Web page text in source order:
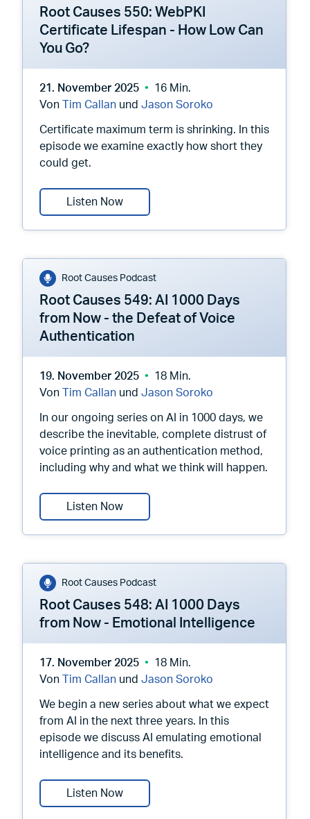
Root Causes 550: WebPKI
Certificate Lifespan - How Low Can
You Go?
21. November 2025
16 Min.
Von
Tim Callan und Jason Soroko
Certificate maximum term is shrinking. In this
episode we examine exactly how short they
could get.
Listen NowRoot Causes 550: WebPKI
Root Causes Podcast
Root Causes 549: AI 1000 Days
from Now - the Defeat of Voice
Authentication
19. November 2025
18 Min.
Von
Tim Callan und Jason Soroko
In our ongoing series on AI in 1000 days, we
describe the inevitable, complete distrust of
voice printing as an authentication method,
including why and what we think will happen.
Listen NowRoot Causes 549: AI 1000 Days
Root Causes Podcast
Root Causes 548: AI 1000 Days
from Now - Emotional Intelligence
17. November 2025
18 Min.
Von
Tim Callan und Jason Soroko
We begin a new series about what we expect
from AI in the next three years. In this
episode we discuss AI emulating emotional
intelligence and its benefits.
Listen NowRoot Causes 548: AI 1000 Days